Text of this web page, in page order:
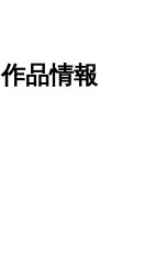
作品情報